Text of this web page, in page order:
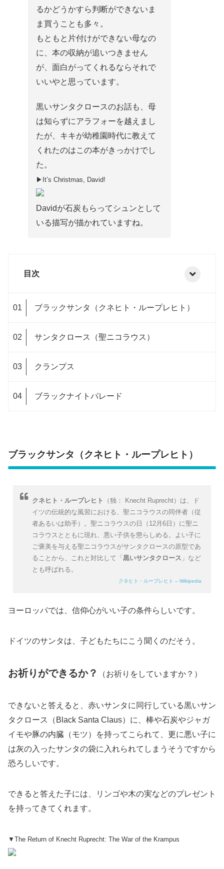
るかどうかすら判断ができないま
ま買うことも多々。
もともと片付けができない母なの
に、本の収納が追いつきません
が、面白がってくれるならそれで
いいやと思っています。
黒いサンタクロースのお話も、母
は知らずにアラフォーを越えまし
たが、キキが幼稚園時代に教えて
くれたのはこの本がきっかけでし
た。
▶It’s Christmas, David!
Davidが石炭もらってシュンとして
いる描写が描かれていますね。
目次
ブラックサンタ（クネヒト・ループレヒト）
サンタクロース（聖ニコラウス）
クランプス
ブラックナイトパレード
ブラックサンタ（クネヒト・ループレヒト）
クネヒト・ループレヒト
（独： Knecht Ruprecht）は、ド
イツの伝統的な風習における、聖ニコラウスの同伴者（従
者あるいは助手）。聖ニコラウスの日（12月6日）に聖ニ
コラウスとともに現れ、悪い子供を懲らしめる。よい子に
ご褒美を与える聖ニコラウスがサンタクロースの原型であ
ることから、これと対比して「黒いサンタクロース 」など
とも呼ばれる。
クネヒト・ループレヒト – Wikipedia
ヨーロッパでは、信仰心がいい子の条件らしいです。
ドイツのサンタは、子どもたちにこう聞くのだそう。
お祈りができるか？ （お祈りをしていますか？）
できないと答えると、赤いサンタに同行している黒いサン
タクロース（Black Santa Claus）に、棒や石炭やジャガ
イモや豚の内臓（モツ）を持ってこられて、更に悪い子に
は灰の入ったサンタの袋に入れられてしまうそうですから
恐ろしいです。
できると答えた子には、リンゴや木の実などのプレゼント
を持ってきてくれます。
▼The Return of Knecht Ruprecht: The War of the Krampus